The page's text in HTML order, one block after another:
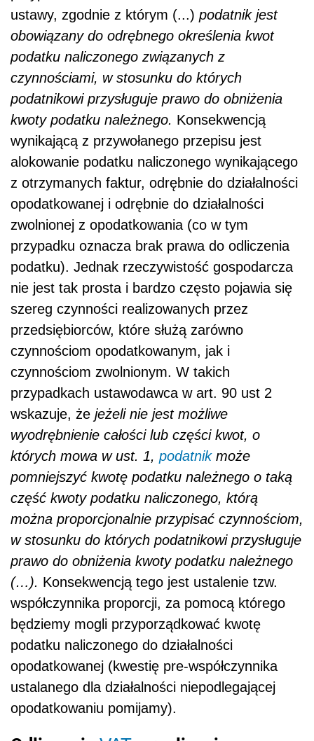
ustawy, zgodnie z którym (...) podatnik jest
obowiązany do odrębnego określenia kwot
podatku naliczonego związanych z
czynnościami, w stosunku do których
podatnikowi przysługuje prawo do obniżenia
kwoty podatku należnego. Konsekwencją
wynikającą z przywołanego przepisu jest
alokowanie podatku naliczonego wynikającego
z otrzymanych faktur, odrębnie do działalności
opodatkowanej i odrębnie do działalności
zwolnionej z opodatkowania (co w tym
przypadku oznacza brak prawa do odliczenia
podatku). Jednak rzeczywistość gospodarcza
nie jest tak prosta i bardzo często pojawia się
szereg czynności realizowanych przez
przedsiębiorców, które służą zarówno
czynnościom opodatkowanym, jak i
czynnościom zwolnionym. W takich
przypadkach ustawodawca w art. 90 ust 2
wskazuje, że jeżeli nie jest możliwe
wyodrębnienie całości lub części kwot, o
których mowa w ust. 1, podatnikmoże
pomniejszyć kwotę podatku należnego o taką
część kwoty podatku naliczonego, którą
można proporcjonalnie przypisać czynnościom,
w stosunku do których podatnikowi przysługuje
prawo do obniżenia kwoty podatku należnego
(…). Konsekwencją tego jest ustalenie tzw.
współczynnika proporcji, za pomocą którego
będziemy mogli przyporządkować kwotę
podatku naliczonego do działalności
opodatkowanej (kwestię pre-współczynnika
ustalanego dla działalności niepodlegającej
opodatkowaniu pomijamy).